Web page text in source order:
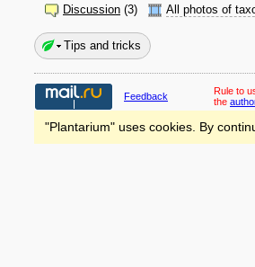
Discussion (3) All photos of
Tips and tricks
Feedback Rule to
the
"Plantarium" uses cookies. By